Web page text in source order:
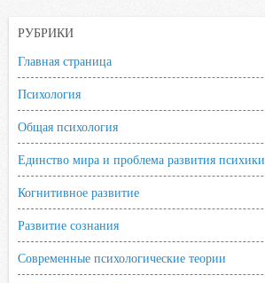
РУБРИКИ
Главная страница
Психология
Общая психология
Единство мира и проблема развития психики
Когнитивное развитие
Развитие сознания
Современные психологические теории